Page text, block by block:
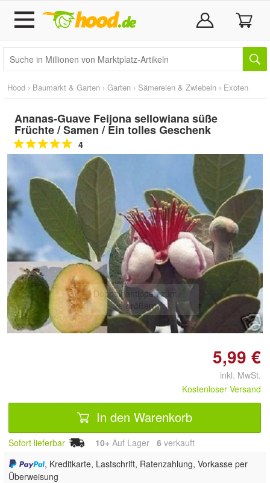
Hood › Baumarkt & Garten › Garten › Sämereien & Zwiebeln › Exoten
Ananas-Guave Feijona sellowiana süße
Früchte / Samen / Ein tolles Geschenk
4
Doppelt antippen zum
vergrößern
5,99 €
inkl. MwSt.
Kostenloser Versand
In den Warenkorb
Sofort lieferbar 10+ Auf Lager 6 verkauft
, Kreditkarte, Lastschrift, Ratenzahlung, Vorkasse per
Überweisung